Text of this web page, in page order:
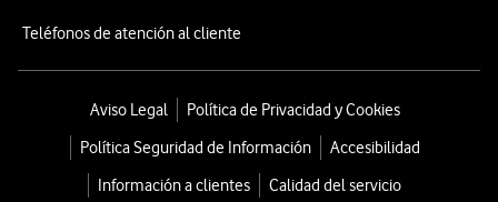
Teléfonos de atención al cliente
Aviso Legal
Política de Privacidad y Cookies
Política Seguridad de Información
Accesibilidad
Información a clientes
Calidad del servicio